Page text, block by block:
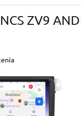
ZV9